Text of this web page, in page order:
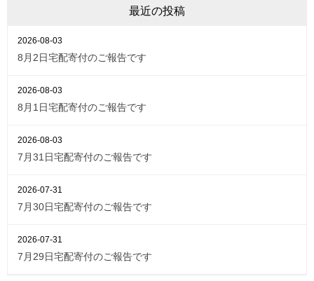
最近の投稿
8月2日宅配寄付のご報告です
2026-08-03
8月1日宅配寄付のご報告です
2026-08-03
7月31日宅配寄付のご報告です
2026-08-03
7月30日宅配寄付のご報告です
2026-07-31
7月29日宅配寄付のご報告です
2026-07-31